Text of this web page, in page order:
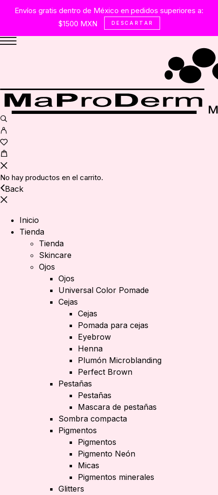
Envíos gratis dentro de México en pedidos superiores a:
$1500 MXN
DESCARTAR
No hay productos en el carrito.
Back
Inicio
Tienda
Tienda
Skincare
Ojos
Ojos
Universal Color Pomade
Cejas
Cejas
Pomada para cejas
Eyebrow
Henna
Plumón Microblanding
Perfect Brown
Pestañas
Pestañas
Mascara de pestañas
Sombra compacta
Pigmentos
Pigmentos
Pigmento Neón
Micas
Pigmentos minerales
Glitters